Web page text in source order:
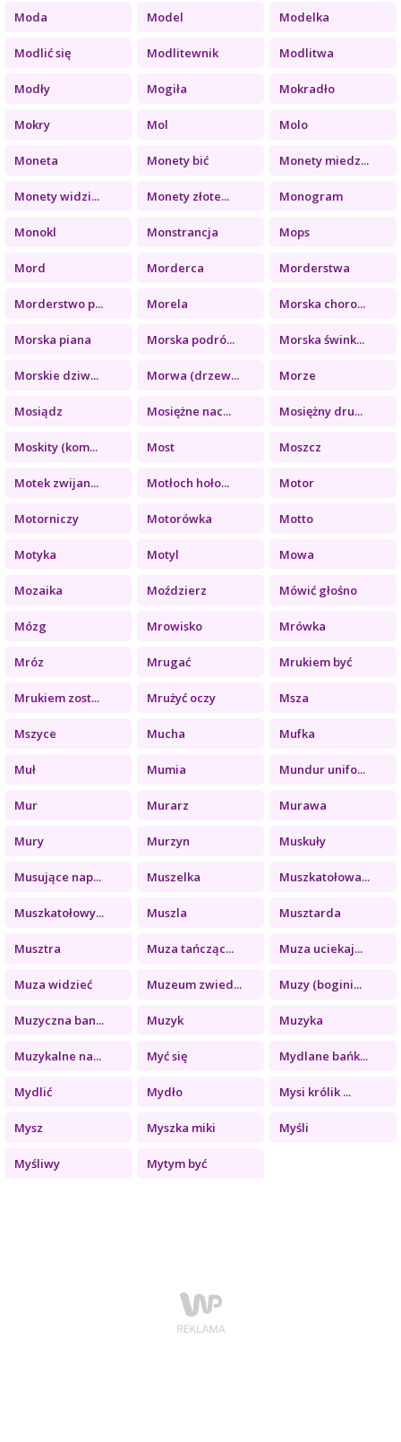
Moda Model Modelka
Modlić się Modlitewnik Modlitwa
Modły Mogiła Mokradło
Mokry Mol Molo
Moneta Monety bić Monety miedz...
Monety widzi... Monety złote... Monogram
Monokl Monstrancja Mops
Mord Morderca Morderstwa
Morderstwo p... Morela Morska choro...
Morska piana Morska podró... Morska śwink...
Morskie dziw... Morwa (drzew... Morze
Mosiądz Mosiężne nac... Mosiężny dru...
Moskity (kom... Most Moszcz
Motek zwijan... Motłoch hoło... Motor
Motorniczy Motorówka Motto
Motyka Motyl Mowa
Mozaika Moździerz Mówić głośno
Mózg Mrowisko Mrówka
Mróz Mrugać Mrukiem być
Mrukiem zost... Mrużyć oczy Msza
Mszyce Mucha Mufka
Muł Mumia Mundur unifo...
Mur Murarz Murawa
Mury Murzyn Muskuły
Musujące nap... Muszelka Muszkatołowa...
Muszkatołowy... Muszla Musztarda
Musztra Muza tańcząc... Muza uciekaj...
Muza widzieć Muzeum zwied... Muzy (bogini...
Muzyczna ban... Muzyk Muzyka
Muzykalne na... Myć się Mydlane bańk...
Mydlić Mydło Mysi królik ...
Mysz Myszka miki Myśli
Myśliwy Mytym być